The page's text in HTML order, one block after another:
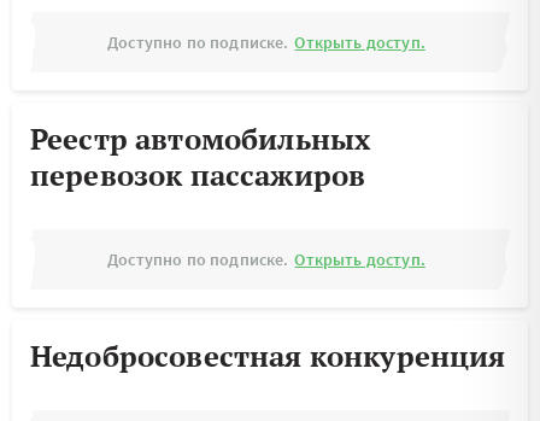
Доступно по подписке. Открыть доступ.
Реестр автомобильных
перевозок пассажиров
Доступно по подписке. Открыть доступ.
Недобросовестная конкуренция